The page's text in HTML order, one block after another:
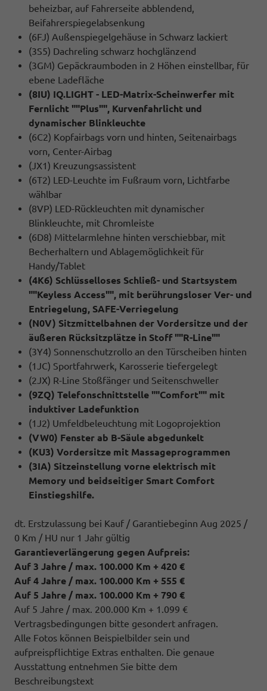
beheizbar, auf Fahrerseite abblendend,
Beifahrerspiegelabsenkung
(6FJ) Außenspiegelgehäuse in Schwarz lackiert
(3S5) Dachreling schwarz hochglänzend
(3GM) Gepäckraumboden in 2 Höhen einstellbar, für
ebene Ladefläche
(8IU) IQ.LIGHT - LED-Matrix-Scheinwerfer mit
Fernlicht ""Plus"", Kurvenfahrlicht und
dynamischer Blinkleuchte
(6C2) Kopfairbags vorn und hinten, Seitenairbags
vorn, Center-Airbag
(JX1) Kreuzungsassistent
(6T2) LED-Leuchte im Fußraum vorn, Lichtfarbe
wählbar
(8VP) LED-Rückleuchten mit dynamischer
Blinkleuchte, mit Chromleiste
(6D8) Mittelarmlehne hinten verschiebbar, mit
Becherhaltern und Ablagemöglichkeit für
Handy/Tablet
(4K6) Schlüsselloses Schließ- und Startsystem
""Keyless Access"", mit berührungsloser Ver- und
Entriegelung, SAFE-Verriegelung
(N0V) Sitzmittelbahnen der Vordersitze und der
äußeren Rücksitzplätze in Stoff ""R-Line""
(3Y4) Sonnenschutzrollo an den Türscheiben hinten
(1JC) Sportfahrwerk, Karosserie tiefergelegt
(2JX) R-Line Stoßfänger und Seitenschweller
(9ZQ) Telefonschnittstelle ""Comfort"" mit
induktiver Ladefunktion
(1J2) Umfeldbeleuchtung mit Logoprojektion
(VW0) Fenster ab B-Säule abgedunkelt
(KU3) Vordersitze mit Massageprogrammen
(3IA) Sitzeinstellung vorne elektrisch mit
Memory und beidseitiger Smart Comfort
Einstiegshilfe.
dt. Erstzulassung bei Kauf / Garantiebeginn Aug 2025 /
0 Km / HU nur 1 Jahr gültig
Garantieverlängerung gegen Aufpreis:
Auf 3 Jahre / max. 100.000 Km + 420 €
Auf 4 Jahre / max. 100.000 Km + 555 €
Auf 5 Jahre / max. 100.000 Km + 790 €
Auf 5 Jahre / max. 200.000 Km + 1.099 €
Vertragsbedingungen bitte gesondert anfragen.
Alle Fotos können Beispielbilder sein und
aufpreispflichtige Extras enthalten. Die genaue
Ausstattung entnehmen Sie bitte dem
Beschreibungstext